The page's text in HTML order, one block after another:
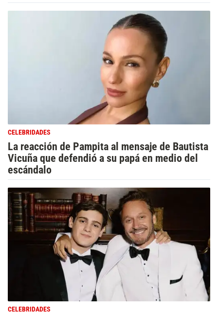
CELEBRIDADES
La reacción de Pampita al mensaje de Bautista
Vicuña que defendió a su papá en medio del
escándalo
CELEBRIDADES